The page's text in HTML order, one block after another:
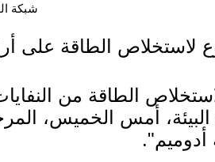
شبكة
لاستخلاص الطاقة على
الطاقة من
أمس الخميس،
أدوميم".